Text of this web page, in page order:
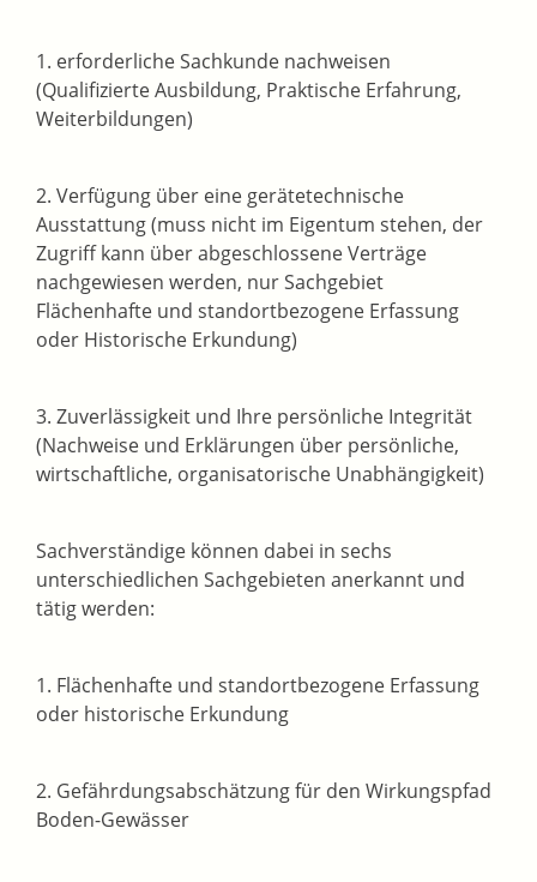
1. erforderliche Sachkunde nachweisen
(Qualifizierte Ausbildung, Praktische Erfahrung,
Weiterbildungen)
2. Verfügung über eine gerätetechnische
Ausstattung (muss nicht im Eigentum stehen, der
Zugriff kann über abgeschlossene Verträge
nachgewiesen werden, nur Sachgebiet
Flächenhafte und standortbezogene Erfassung
oder Historische Erkundung)
3. Zuverlässigkeit und Ihre persönliche Integrität
(Nachweise und Erklärungen über persönliche,
wirtschaftliche, organisatorische Unabhängigkeit)
Sachverständige können dabei in sechs
unterschiedlichen Sachgebieten anerkannt und
tätig werden:
1. Flächenhafte und standortbezogene Erfassung
oder historische Erkundung
2. Gefährdungsabschätzung für den Wirkungspfad
Boden-Gewässer